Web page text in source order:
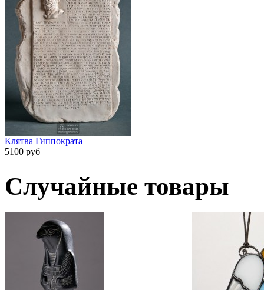
Клятва Гиппократа
5100 руб
Случайные товары